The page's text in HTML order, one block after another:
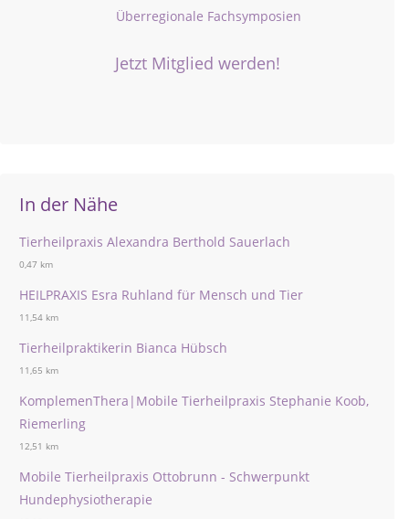
Überregionale Fachsymposien
Jetzt Mitglied werden!
In der Nähe
Tierheilpraxis Alexandra Berthold Sauerlach
0,47 km
HEILPRAXIS Esra Ruhland für Mensch und Tier
11,54 km
Tierheilpraktikerin Bianca Hübsch
11,65 km
KomplemenThera|Mobile Tierheilpraxis Stephanie Koob,
Riemerling
12,51 km
Mobile Tierheilpraxis Ottobrunn - Schwerpunkt
Hundephysiotherapie